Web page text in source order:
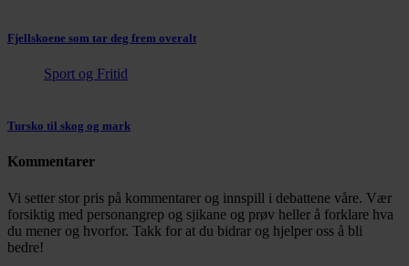
Fjellskoene som tar deg frem overalt
Sport og Fritid
Tursko til skog og mark
Kommentarer
Vi setter stor pris på kommentarer og innspill i debattene våre. Vær
forsiktig med personangrep og sjikane og prøv heller å forklare hva
du mener og hvorfor. Takk for at du bidrar og hjelper oss å bli
bedre!